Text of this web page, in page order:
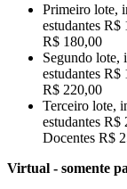
Primeiro lote,
estudantes R$
R$ 180,00
Segundo lote,
estudantes R$
R$ 220,00
Terceiro lote,
estudantes R$
Docentes R$
Virtual - somente